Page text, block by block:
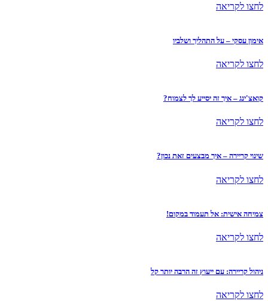
לחצו לקריאה
אימון עסקי – על התהליך ושלביו
לחצו לקריאה
קואצ'ינג – איך זה יסייע לך לצמוח?
לחצו לקריאה
שינוי קריירה – איך מבצעים זאת נכון?
לחצו לקריאה
צמיחה אישית: אל תעמוד במקום!
לחצו לקריאה
ניהול קריירה: עם ייעוץ זה הרבה יותר קל
לחצו לקריאה